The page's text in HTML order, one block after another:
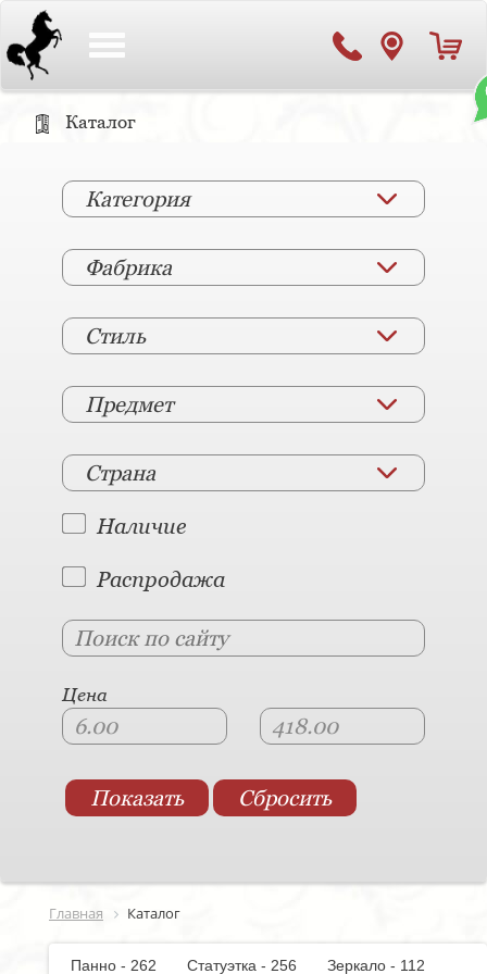
Каталог
Категория
Фабрика
Стиль
Предмет
Страна
Наличие
Распродажа
Цена
Главная Каталог
Панно - 262 Статуэтка - 256
Зеркало - 112